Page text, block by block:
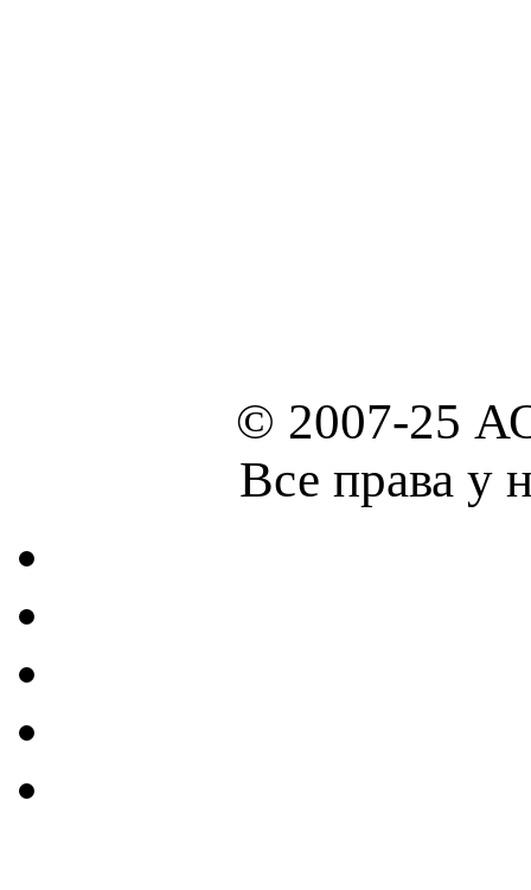
© 2007-25
Все права у